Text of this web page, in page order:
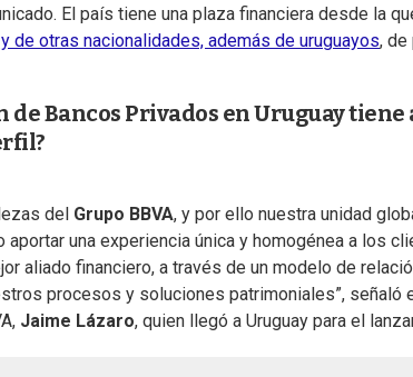
El país tiene una plaza financiera desde la
de otras nacionalidades, además de uruguayos, de
de Bancos Privados en Uruguay
del Grupo BBVA, y por ello nuestra unidad
una experiencia única y homogénea a los
aliado financiero, a través de un modelo de
procesos y soluciones patrimoniales”, señaló
Jaime Lázaro, quien llegó a Uruguay para el